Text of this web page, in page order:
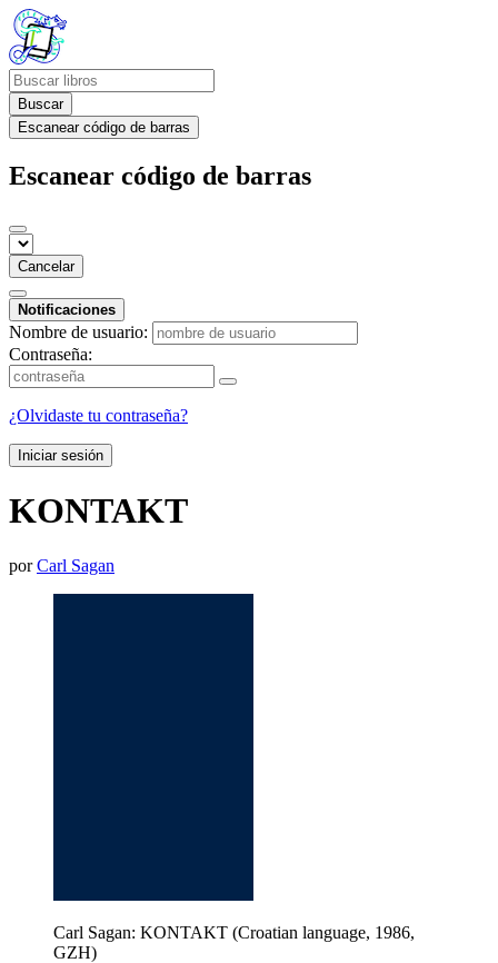
Buscar
Escanear código de barras
Escanear código de barras
Cancelar
Notificaciones
Nombre de usuario:
Contraseña:
¿Olvidaste tu contraseña?
Iniciar sesión
KONTAKT
porCarl Sagan
Carl Sagan: KONTAKT (Croatian language, 1986,
GZH)